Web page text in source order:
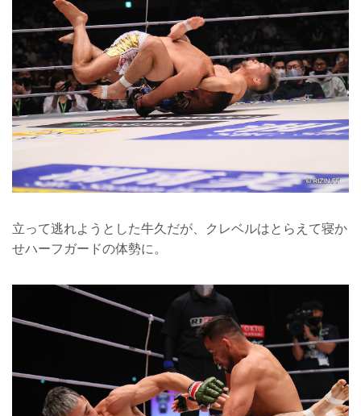
立って逃れようとした牛久だが、クレベルはとらえて寝か
せハーフガードの体勢に。